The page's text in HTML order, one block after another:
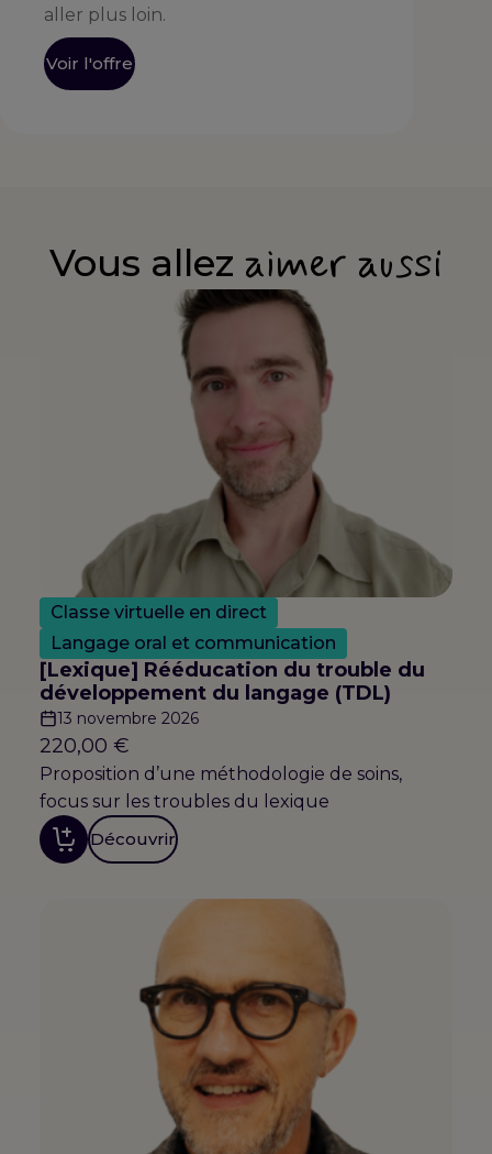
aller plus loin.
Voir l'offre
Vous allez aimer aussi
Classe virtuelle en direct
Langage oral et communication
[Lexique] Rééducation du trouble du
développement du langage (TDL)
13 novembre 2026
220,00 €
Proposition d’une méthodologie de soins,
focus sur les troubles du lexique
Découvrir